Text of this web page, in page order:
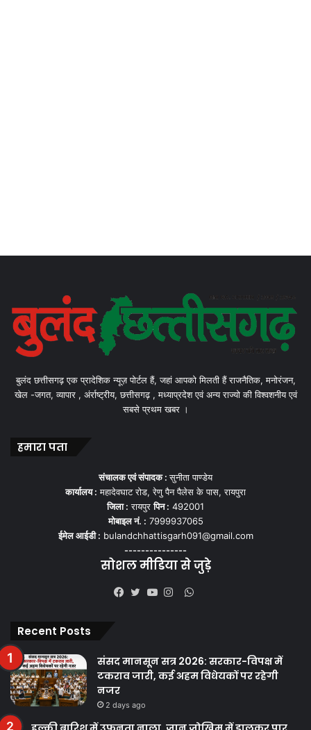
बुलंद छत्तीसगढ़ एक प्रादेशिक न्यूज़ पोर्टल हैं, जहां आपको मिलती हैं राजनैतिक, मनोरंजन,
खेल -जगत, व्यापार , अंर्राष्ट्रीय, छत्तीसगढ़ , मध्याप्रदेश एवं अन्य राज्यो की विश्वशनीय एवं
सबसे प्रथम खबर ।
हमारा पता
संचालक एवं संपादक :सुनीता पाण्डेय
कार्यालय : महादेवघाट रोड, रेणु पैन पैलेस के पास, रायपुरा
जिला : रायपुरपिन : 492001
मोबाइल नं. : 7999937065
ईमेल आईडी : bulandchhattisgarh091@gmail.com
---------------
सोशल मीडिया से जुड़े
WhatsApp
Recent Posts
संसद मानसून सत्र 2026: सरकार-विपक्ष में
टकराव जारी, कई अहम विधेयकों पर रहेगी
नजर
2 days ago